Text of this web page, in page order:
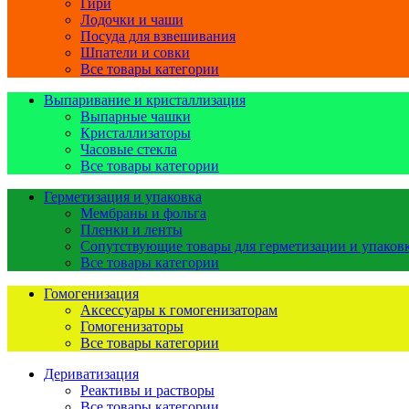
Гири
Лодочки и чаши
Посуда для взвешивания
Шпатели и совки
Все товары категории
Выпаривание и кристаллизация
Выпарные чашки
Кристаллизаторы
Часовые стекла
Все товары категории
Герметизация и упаковка
Мембраны и фольга
Пленки и ленты
Сопутствующие товары для герметизации и
Все товары категории
Гомогенизация
Аксессуары к гомогенизаторам
Гомогенизаторы
Все товары категории
Дериватизация
Реактивы и растворы